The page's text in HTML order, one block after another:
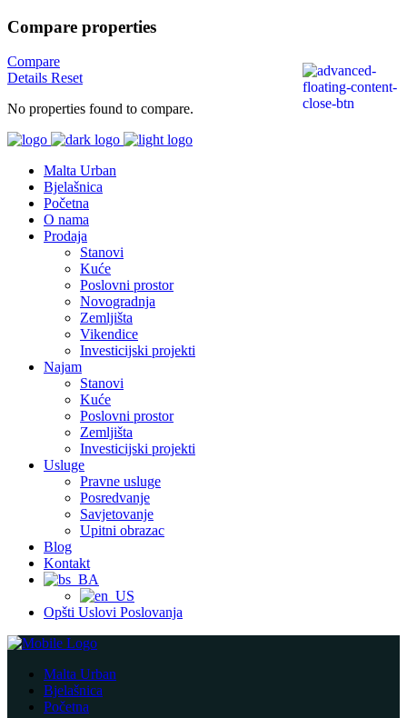
Compare properties
Compare
Details Reset
No properties found to compare.
Malta Urban
Bjelašnica
Početna
O nama
Prodaja
Stanovi
Kuće
Poslovni prostor
Novogradnja
Zemljišta
Vikendice
Investicijski projekti
Najam
Stanovi
Kuće
Poslovni prostor
Zemljišta
Investicijski projekti
Usluge
Pravne usluge
Posredvanje
Savjetovanje
Upitni obrazac
Blog
Kontakt
Opšti Uslovi Poslovanja
Malta Urban
Bjelašnica
Početna